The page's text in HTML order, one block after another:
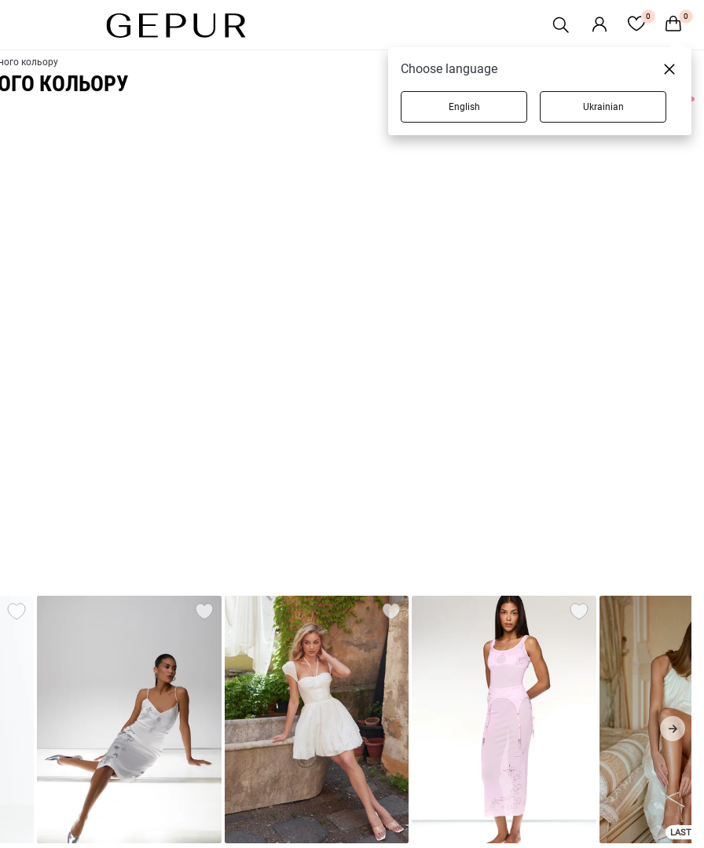
0 0
кольору
КОЛЬОРУ
1 товарів
LAST
Choose language
English Ukrainian